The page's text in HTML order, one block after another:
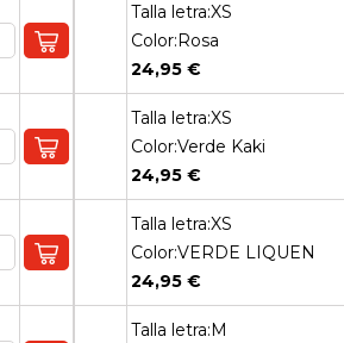
Talla letra:XS
Color:Rosa
24,95 €
Talla letra:XS
Color:Verde Kaki
24,95 €
Talla letra:XS
Color:VERDE LIQUEN
24,95 €
Talla letra:M